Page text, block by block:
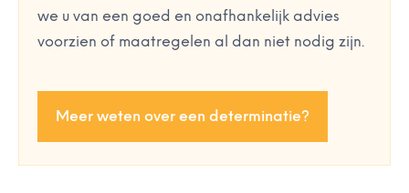
we u van een goed en onafhankelijk advies
voorzien of maatregelen al dan niet nodig zijn.
Meer weten over een determinatie?